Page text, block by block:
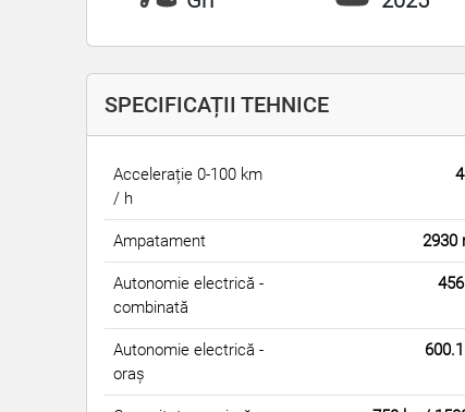
SPECIFICAȚII TEHNICE
Accelerație 0-100 km
/ h
Ampatament 2930
Autonomie electrică -
combinată
Autonomie electrică -
oraș